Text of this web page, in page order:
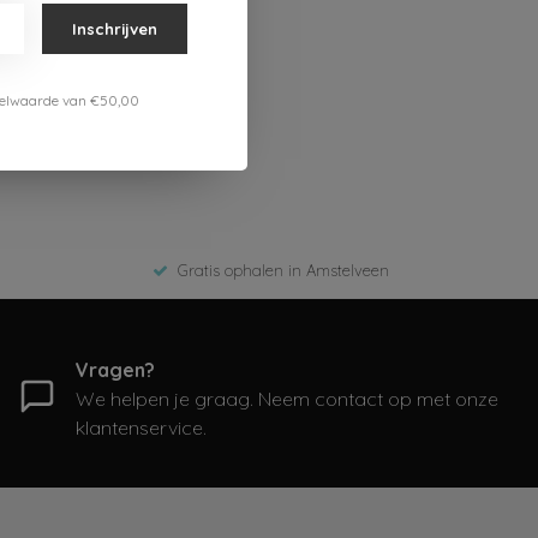
Gratis ophalen in Amstelveen
Vragen?
We helpen je graag. Neem contact op met onze
klantenservice.
Inschrijven
van €50,00